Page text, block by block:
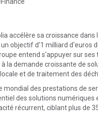
accélère sa croissance
objectif d'1 milliard d'euros
entend s'appuyer sur
la demande croissante de
et de traitement des
mondial des prestations de
des solutions numériques
récurrent, ciblant plus de